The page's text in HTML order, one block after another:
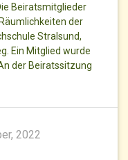
Beiratsmitglieder
der
Stralsund,
Ein Mitglied wurde
der Beiratssitzung
2022